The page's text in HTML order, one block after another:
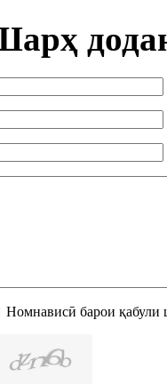
Номнависӣ барои қабули